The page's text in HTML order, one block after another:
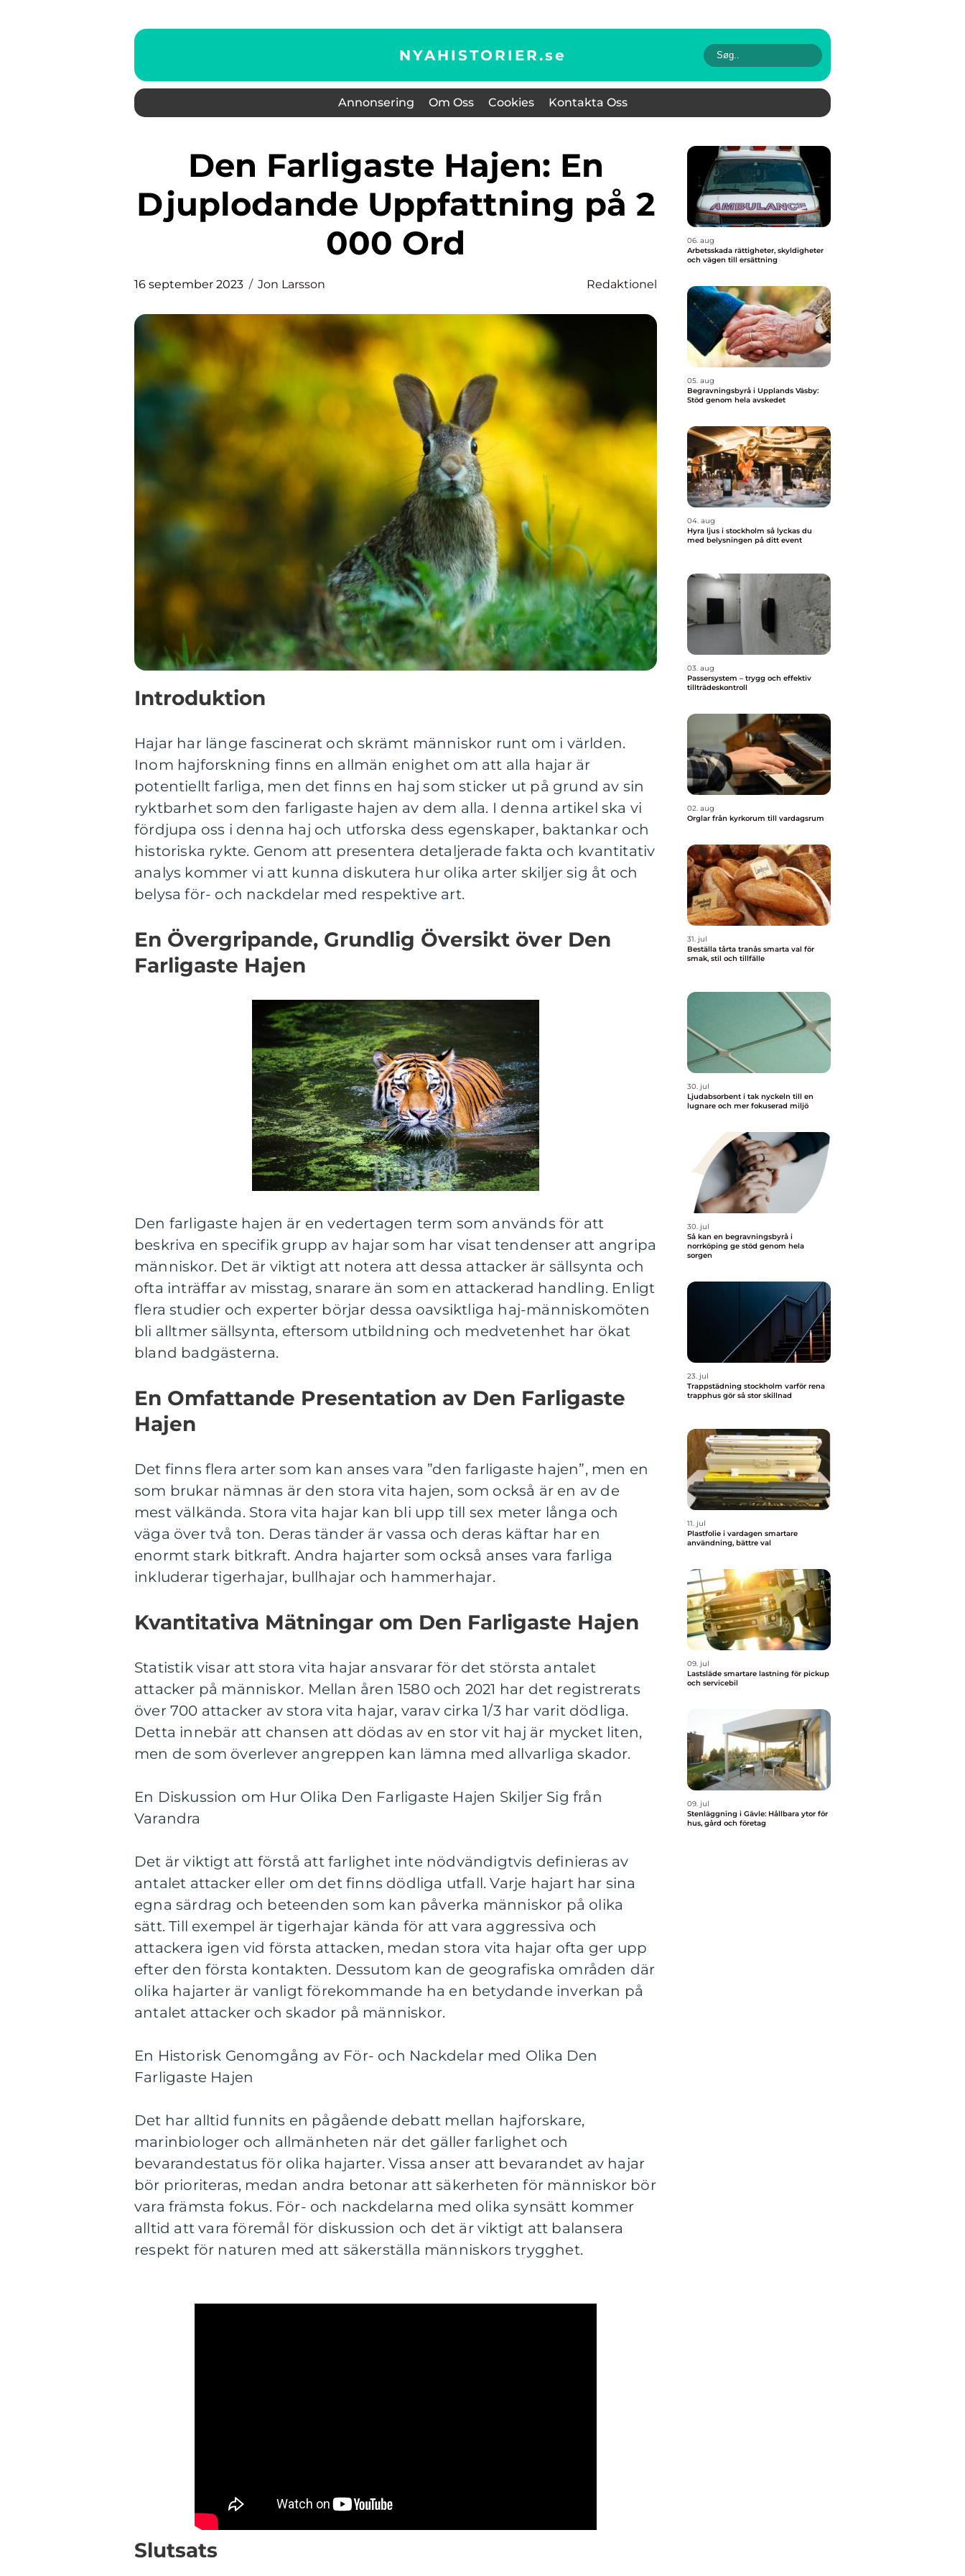
NYAHISTORIER.se
Annonsering Om Oss Cookies Kontakta Oss
Den Farligaste Hajen: En
Djuplodande Uppfattning på 2
000 Ord
16 september 2023 Jon Larsson Redaktionel
Introduktion
Hajar har länge fascinerat och skrämt människor runt om i världen.
Inom hajforskning finns en allmän enighet om att alla hajar är
potentiellt farliga, men det finns en haj som sticker ut på grund av sin
ryktbarhet som den farligaste hajen av dem alla. I denna artikel ska vi
fördjupa oss i denna haj och utforska dess egenskaper, baktankar och
historiska rykte. Genom att presentera detaljerade fakta och kvantitativ
analys kommer vi att kunna diskutera hur olika arter skiljer sig åt och
belysa för- och nackdelar med respektive art.
En Övergripande, Grundlig Översikt över Den
Farligaste Hajen
Den farligaste hajen är en vedertagen term som används för att
beskriva en specifik grupp av hajar som har visat tendenser att angripa
människor. Det är viktigt att notera att dessa attacker är sällsynta och
ofta inträffar av misstag, snarare än som en attackerad handling. Enligt
flera studier och experter börjar dessa oavsiktliga haj-människomöten
bli alltmer sällsynta, eftersom utbildning och medvetenhet har ökat
bland badgästerna.
En Omfattande Presentation av Den Farligaste
Hajen
Det finns flera arter som kan anses vara ”den farligaste hajen”, men en
som brukar nämnas är den stora vita hajen, som också är en av de
mest välkända. Stora vita hajar kan bli upp till sex meter långa och
väga över två ton. Deras tänder är vassa och deras käftar har en
enormt stark bitkraft. Andra hajarter som också anses vara farliga
inkluderar tigerhajar, bullhajar och hammerhajar.
Kvantitativa Mätningar om Den Farligaste Hajen
Statistik visar att stora vita hajar ansvarar för det största antalet
attacker på människor. Mellan åren 1580 och 2021 har det registrerats
över 700 attacker av stora vita hajar, varav cirka 1/3 har varit dödliga.
Detta innebär att chansen att dödas av en stor vit haj är mycket liten,
men de som överlever angreppen kan lämna med allvarliga skador.
En Diskussion om Hur Olika Den Farligaste Hajen Skiljer Sig från
Varandra
Det är viktigt att förstå att farlighet inte nödvändigtvis definieras av
antalet attacker eller om det finns dödliga utfall. Varje hajart har sina
egna särdrag och beteenden som kan påverka människor på olika
sätt. Till exempel är tigerhajar kända för att vara aggressiva och
attackera igen vid första attacken, medan stora vita hajar ofta ger upp
efter den första kontakten. Dessutom kan de geografiska områden där
olika hajarter är vanligt förekommande ha en betydande inverkan på
antalet attacker och skador på människor.
En Historisk Genomgång av För- och Nackdelar med Olika Den
Farligaste Hajen
Det har alltid funnits en pågående debatt mellan hajforskare,
marinbiologer och allmänheten när det gäller farlighet och
bevarandestatus för olika hajarter. Vissa anser att bevarandet av hajar
bör prioriteras, medan andra betonar att säkerheten för människor bör
vara främsta fokus. För- och nackdelarna med olika synsätt kommer
alltid att vara föremål för diskussion och det är viktigt att balansera
respekt för naturen med att säkerställa människors trygghet.
Slutsats
06. aug
Arbetsskada rättigheter, skyldigheter
och vägen till ersättning
05. aug
Begravningsbyrå i Upplands Väsby:
Stöd genom hela avskedet
04. aug
Hyra ljus i stockholm så lyckas du
med belysningen på ditt event
03. aug
Passersystem – trygg och effektiv
tillträdeskontroll
02. aug
Orglar från kyrkorum till vardagsrum
31. jul
Beställa tårta tranås smarta val för
smak, stil och tillfälle
30. jul
Ljudabsorbent i tak nyckeln till en
lugnare och mer fokuserad miljö
30. jul
Så kan en begravningsbyrå i
norrköping ge stöd genom hela
sorgen
23. jul
Trappstädning stockholm varför rena
trapphus gör så stor skillnad
11. jul
Plastfolie i vardagen smartare
användning, bättre val
09. jul
Lastsläde smartare lastning för pickup
och servicebil
09. jul
Stenläggning i Gävle: Hållbara ytor för
hus, gård och företag